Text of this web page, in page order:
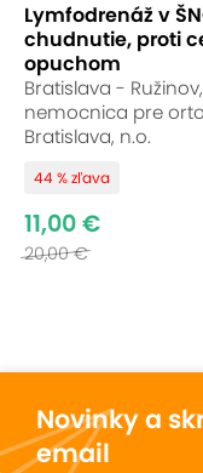
Lymfodrenáž v
chudnutie, proti
opuchom
Bratislava -
nemocnica pre
Bratislava, n.o.
44 % zľava
11,00 €
20,00 €
Novinky a
email